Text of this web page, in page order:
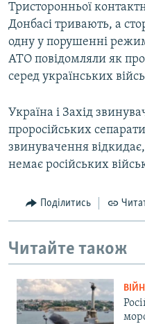
Тристоронньої
Донбасі тривають, а
одну у порушенні
АТО повідомляли як
серед українських
Україна і Захід
проросійських
звинувачення
немає російських
Поділитись
Читайте також